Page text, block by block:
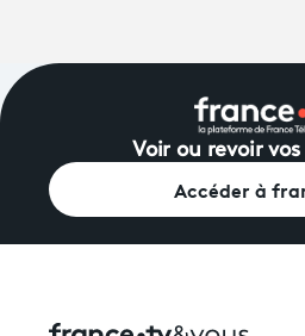
Voir ou revoir
Accéder à